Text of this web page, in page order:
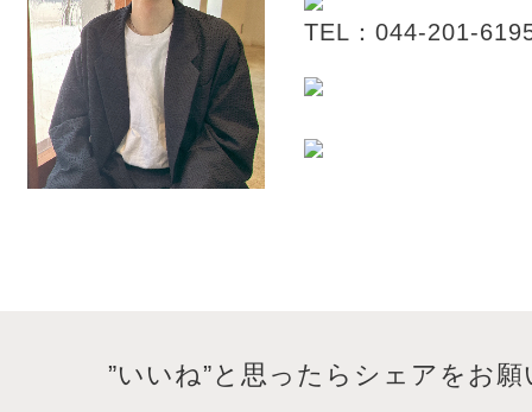
TEL：044-201-
”いいね”と思ったらシェアをお